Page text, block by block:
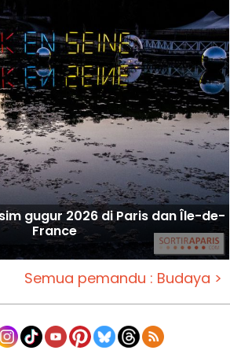
gugur 2026 di Paris dan Île-de-
France
Semua pemandu : Budaya >